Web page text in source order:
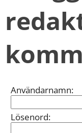
Inloggning
Användarnamn:
Lösenord:
kan
informationen
bättre
dig?
Webbadress